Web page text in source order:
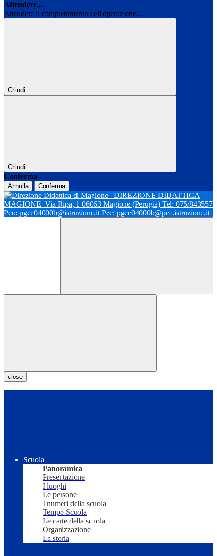
Attendere...
Attendere il completamento dell'operazione...
Chiudi
Chiudi
Conferma
Annulla Conferma
DIREZIONE DIDATTICA
MAGIONE Via Ripa, 1 06063 Magione (Perugia) Tel: 075/843557
Peo: pgee04000b@istruzione.it Pec: pgee04000b@pec.istruzione.it
close
Scuola
Panoramica
Presentazione
I luoghi
Le persone
I numeri della scuola
Tempo Scuola
Le carte della scuola
Organizzazione
La storia